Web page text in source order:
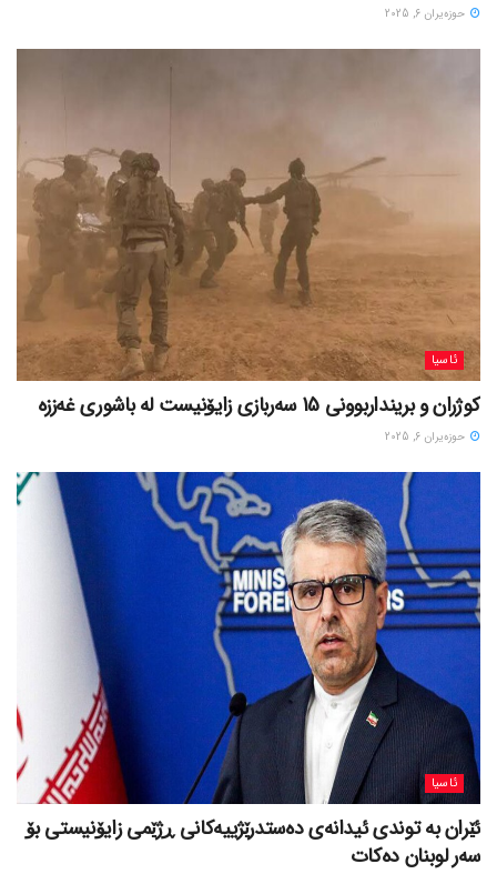
حوزه‌یران 6, 2025
ئاسیا
کوژران و برینداربوونی 15 سەربازی زایۆنیست لە باشوری غەززە
حوزه‌یران 6, 2025
ئاسیا
ئێران بە توندی ئیدانەی دەستدرێژییەکانی ڕژێمی زایۆنیستی بۆ
سەر لوبنان دەکات